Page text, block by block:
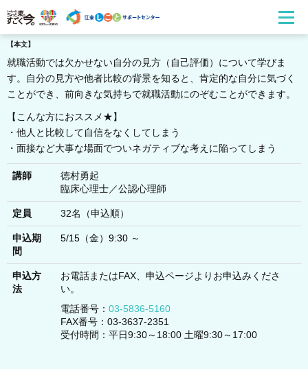
【本文】
就職活動では欠かせない自分の見方（自己評価）について学びま
す。自分の見方や他者比較の背景を知ると、肯定的な自分に気づく
ことができ、前向きな気持ちで就職活動にのぞむことができます。
【こんな方におススメ★】
・他人と比較して自信をなくしてしまう
・面接など大事な場面でついネガティブな考えに陥ってしまう
講師
徳村勇起
臨床心理士／公認心理師
定員 32名（申込順）
申込期
間
5/15（金）9:30 ～
申込方
法
お電話またはFAX、申込ページよりお申込みくださ
い。
電話番号： 03-5836-5160
FAX番号：03-3637-2351
受付時間：平日9:30～18:00 土曜9:30～17:00